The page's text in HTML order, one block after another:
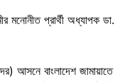
প্রার্থী অধ্যাপক ডা.
আসনে বাংলাদেশ